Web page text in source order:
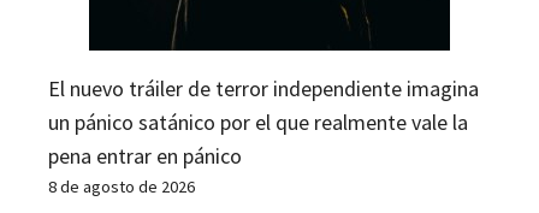
El nuevo tráiler de terror independiente imagina
un pánico satánico por el que realmente vale la
pena entrar en pánico
8 de agosto de 2026